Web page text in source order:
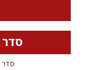
סדר